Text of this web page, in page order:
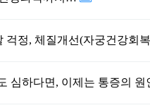
걱정, 체질개선(자궁건강회
자궁선근증 진통제(진통주사) 맞을 정